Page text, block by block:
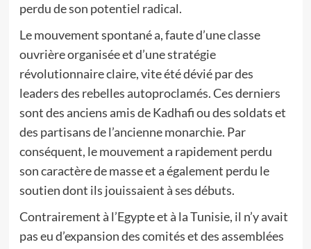
perdu de son potentiel radical.
Le mouvement spontané a, faute d’une classe
ouvrière organisée et d’une stratégie
révolutionnaire claire, vite été dévié par des
leaders des rebelles autoproclamés. Ces derniers
sont des anciens amis de Kadhafi ou des soldats et
des partisans de l’ancienne monarchie. Par
conséquent, le mouvement a rapidement perdu
son caractère de masse et a également perdu le
soutien dont ils jouissaient à ses débuts.
Contrairement à l’Egypte et à la Tunisie, il n’y avait
pas eu d’expansion des comités et des assemblées